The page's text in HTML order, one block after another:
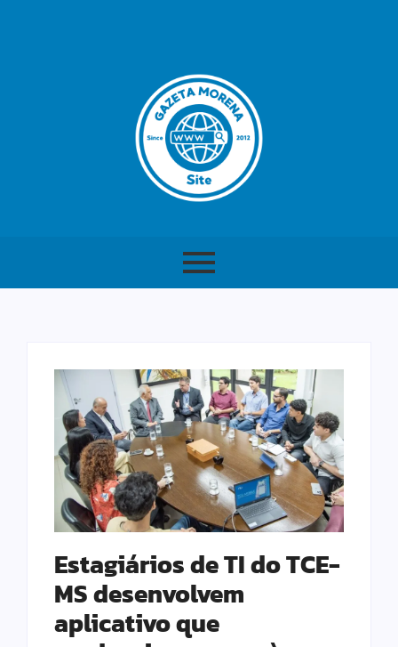
Estagiários de TI do TCE-
MS desenvolvem
aplicativo que